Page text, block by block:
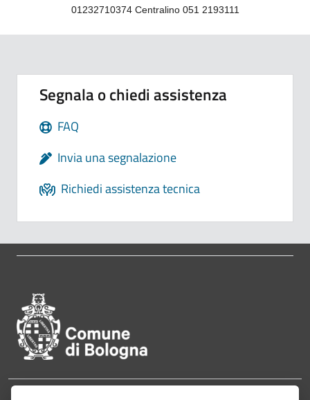
01232710374 Centralino 051 2193111
Segnala o chiedi assistenza
FAQ
Invia una segnalazione
Richiedi assistenza tecnica